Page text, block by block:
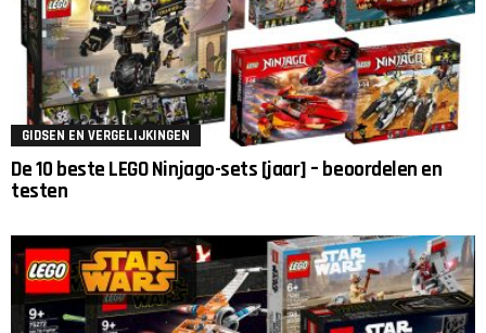
GIDSEN EN VERGELIJKINGEN
De 10 beste LEGO Ninjago-sets [jaar] – beoordelen en
testen